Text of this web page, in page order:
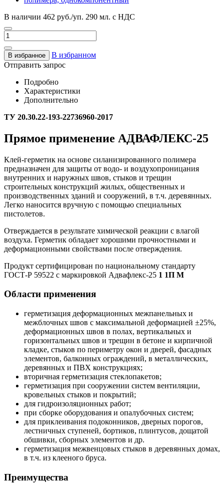
В наличии 462 руб./уп. 290 мл. с НДС
В избранное
В избранном
Отправить запрос
Подробно
Характеристики
Дополнительно
ТУ 20.30.22-193-22736960-2017
Прямое применение АДВАФЛЕКС-25
Клей-герметик на основе силанизированного полимера
предназначен для защиты от водо- и воздухопроницания
внутренних и наружных швов, стыков и трещин
строительных конструкций жилых, общественных и
производственных зданий и сооружений, в т.ч. деревянных.
Легко наносится вручную с помощью специальных
пистолетов.
Отверждается в результате химической реакции с влагой
воздуха. Герметик обладает хорошими прочностными и
деформационными свойствами после отверждения.
Продукт сертифицирован по национальному стандарту
ГОСТ-Р 59522 с маркировкой Адвафлекс-25 1 1П М
Области применения
герметизация деформационных межпанельных и
межблочных швов с максимальной деформацией ±25%,
деформационных швов в полах, вертикальных и
горизонтальных швов и трещин в бетоне и кирпичной
кладке, стыков по периметру окон и дверей, фасадных
элементов, балконных ограждений, в металлических,
деревянных и ПВХ конструкциях;
вторичная герметизация стеклопакетов;
герметизация при сооружении систем вентиляции,
кровельных стыков и покрытий;
для гидроизоляционных работ;
при сборке оборудования и опалубочных систем;
для приклеивания подоконников, дверных порогов,
лестничных ступеней, бортиков, плинтусов, дощатой
обшивки, сборных элементов и др.
герметизация межвенцовых стыков в деревянных домах,
в т.ч. из клееного бруса.
Преимущества